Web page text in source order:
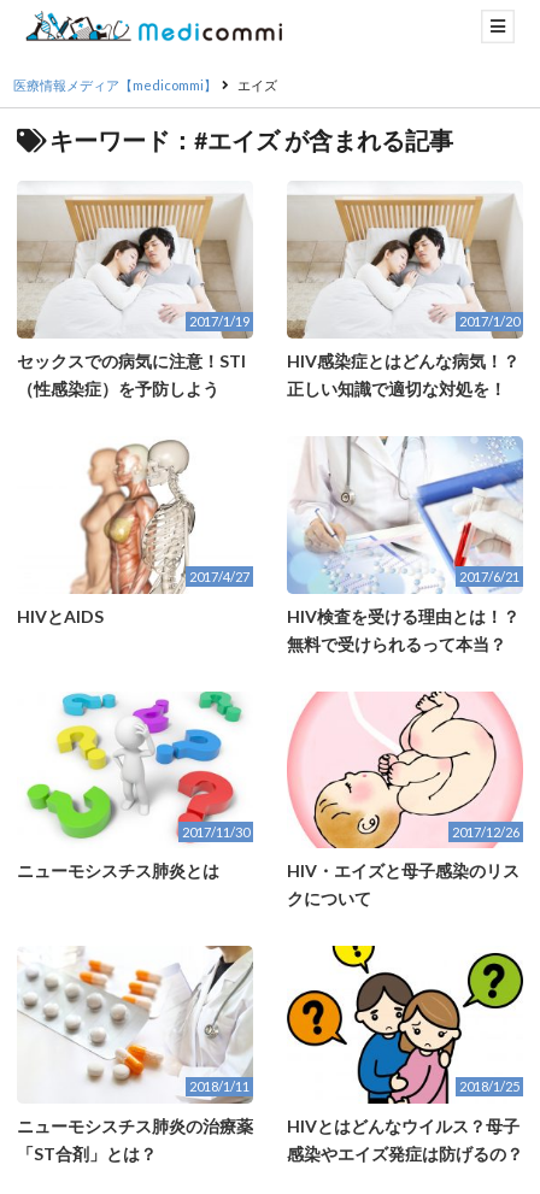
医療情報メディア【medicommi】 エイズ
キーワード：#エイズ が含まれる記事
2017/1/19
セックスでの病気に注意！STI
（性感染症）を予防しよう
2017/1/20
HIV感染症とはどんな病気！？
正しい知識で適切な対処を！
2017/4/27
HIVとAIDS
2017/6/21
HIV検査を受ける理由とは！？
無料で受けられるって本当？
2017/11/30
ニューモシスチス肺炎とは
2017/12/26
HIV・エイズと母子感染のリス
クについて
2018/1/11
ニューモシスチス肺炎の治療薬
「ST合剤」とは？
2018/1/25
HIVとはどんなウイルス？母子
感染やエイズ発症は防げるの？